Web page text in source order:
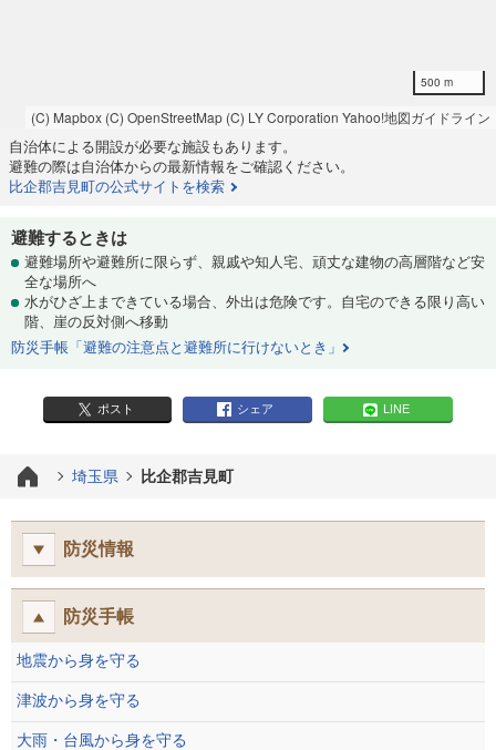
500 m
(C) Mapbox (C) OpenStreetMap (C) LY Corporation Yahoo!地図ガイドライン
自治体による開設が必要な施設もあります。
避難の際は自治体からの最新情報をご確認ください。
比企郡吉見町の公式サイトを検索
避難するときは
避難場所や避難所に限らず、親戚や知人宅、頑丈な建物の高層階など安
全な場所へ
水がひざ上まできている場合、外出は危険です。自宅のできる限り高い
階、崖の反対側へ移動
防災手帳「避難の注意点と避難所に行けないとき」
ポスト シェア LINE
埼玉県 比企郡吉見町
防災情報
防災手帳
地震から身を守る
津波から身を守る
大雨・台風から身を守る